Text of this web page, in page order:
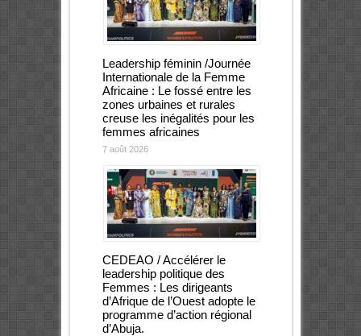
Leadership féminin /Journée
Internationale de la Femme
Africaine : Le fossé entre les
zones urbaines et rurales
creuse les inégalités pour les
femmes africaines
7 août 2026
CEDEAO / Accélérer le
leadership politique des
Femmes : Les dirigeants
d’Afrique de l’Ouest adopte le
programme d’action régional
d’Abuja.